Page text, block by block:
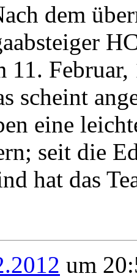
dem
11.
scheint
eine
seit die
hat das
um